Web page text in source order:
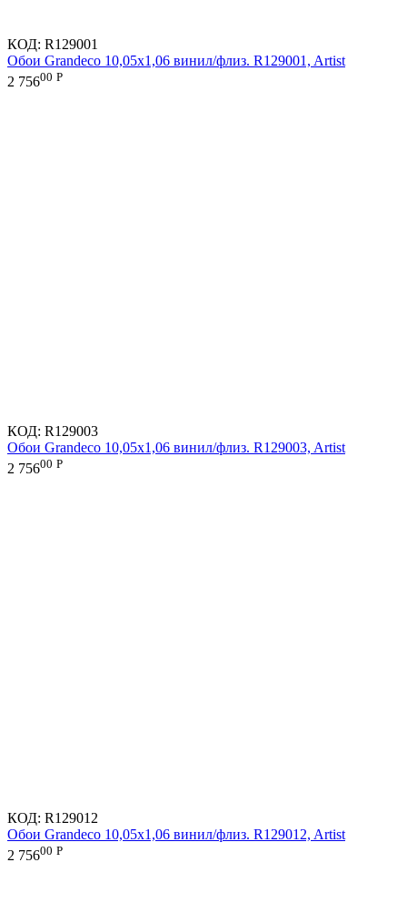
КОД: R129001
Обои Grandeco 10,05х1,06 винил/флиз. R129001, Artist
2 75600 Р
КОД: R129003
Обои Grandeco 10,05х1,06 винил/флиз. R129003, Artist
2 75600 Р
КОД: R129012
Обои Grandeco 10,05х1,06 винил/флиз. R129012, Artist
2 75600 Р